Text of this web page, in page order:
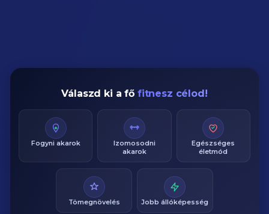
Válaszd ki a fő fitnesz célod!
Fogyni akarok
Izomosodni
akarok
Egészséges
életmód
Tömegnövelés Jobb állóképesség